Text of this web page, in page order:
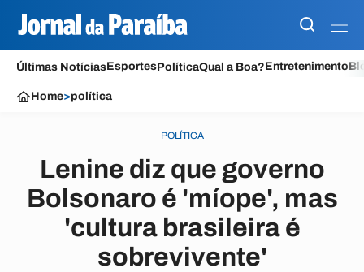
Últimas NotíciasEsportesPolíticaQual a Boa?Entretenimento
Home>política
POLÍTICA
Lenine diz que governo
Bolsonaro é 'míope', mas
'cultura brasileira é
sobrevivente'